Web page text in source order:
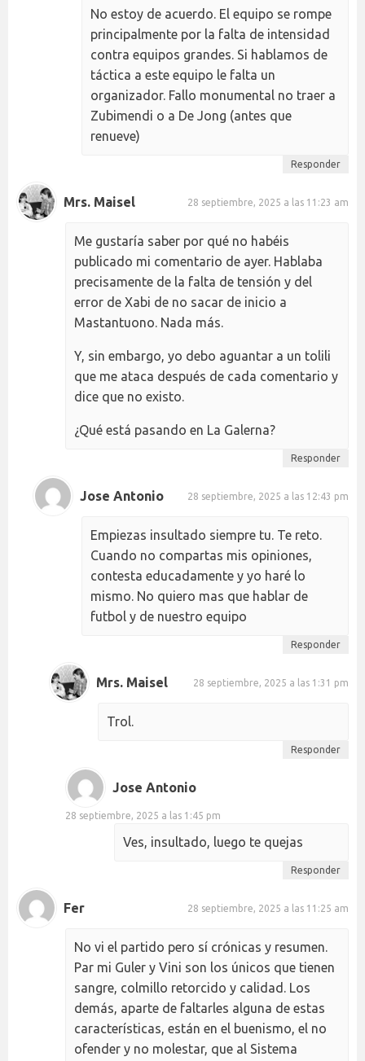
No estoy de acuerdo. El equipo se rompe
principalmente por la falta de intensidad
contra equipos grandes. Si hablamos de
táctica a este equipo le falta un
organizador. Fallo monumental no traer a
Zubimendi o a De Jong (antes que
renueve)
Responder
Mrs. Maisel 28 septiembre, 2025 a las 11:23 am
Me gustaría saber por qué no habéis
publicado mi comentario de ayer. Hablaba
precisamente de la falta de tensión y del
error de Xabi de no sacar de inicio a
Mastantuono. Nada más.
Y, sin embargo, yo debo aguantar a un tolili
que me ataca después de cada comentario y
dice que no existo.
¿Qué está pasando en La Galerna?
Responder
Jose Antonio 28 septiembre, 2025 a las 12:43 pm
Empiezas insultado siempre tu. Te reto.
Cuando no compartas mis opiniones,
contesta educadamente y yo haré lo
mismo. No quiero mas que hablar de
futbol y de nuestro equipo
Responder
Mrs. Maisel 28 septiembre, 2025 a las 1:31 pm
Trol.
Responder
Jose Antonio
28 septiembre, 2025 a las 1:45 pm
Ves, insultado, luego te quejas
Responder
Fer 28 septiembre, 2025 a las 11:25 am
No vi el partido pero sí crónicas y resumen.
Par mi Guler y Vini son los únicos que tienen
sangre, colmillo retorcido y calidad. Los
demás, aparte de faltarles alguna de estas
características, están en el buenismo, el no
ofender y no molestar, que al Sistema